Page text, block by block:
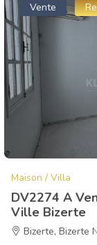
Vente
Maison / Villa
DV2274 A
Ville Bizerte
Bizerte, Bizerte